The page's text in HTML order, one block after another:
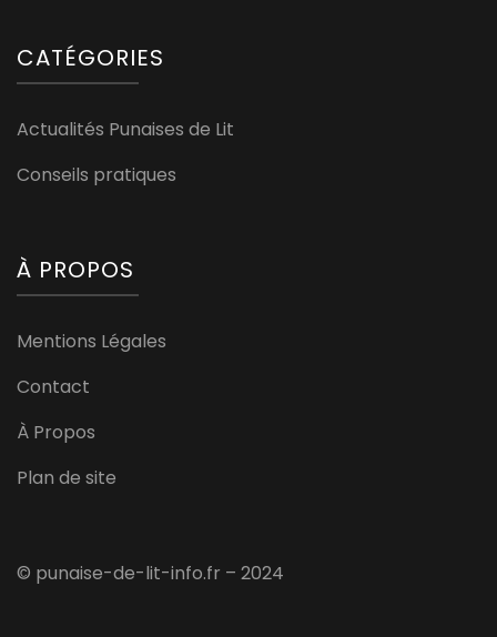
CATÉGORIES
Actualités Punaises de Lit
Conseils pratiques
À PROPOS
Mentions Légales
Contact
À Propos
Plan de site
© punaise-de-lit-info.fr – 2024